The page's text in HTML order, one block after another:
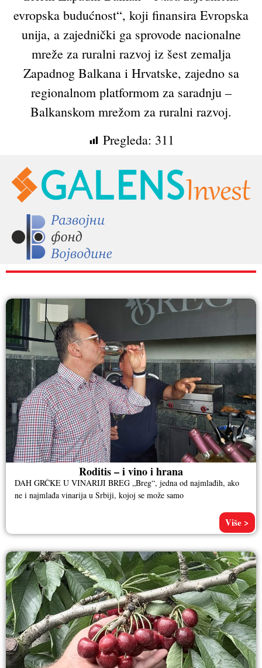
evropska budućnost“, koji finansira Evropska
unija, a zajednički ga sprovode nacionalne
mreže za ruralni razvoj iz šest zemalja
Zapadnog Balkana i Hrvatske, zajedno sa
regionalnom platformom za saradnju –
Balkanskom mrežom za ruralni razvoj.
Pregleda: 311
RAZNO
Roditis – i vino i hrana
DAH GRČKE U VINARIJI BREG „Breg“, jedna od najmlađih, ako
ne i najmlađa vinarija u Srbiji, kojoj se može samo
Više >